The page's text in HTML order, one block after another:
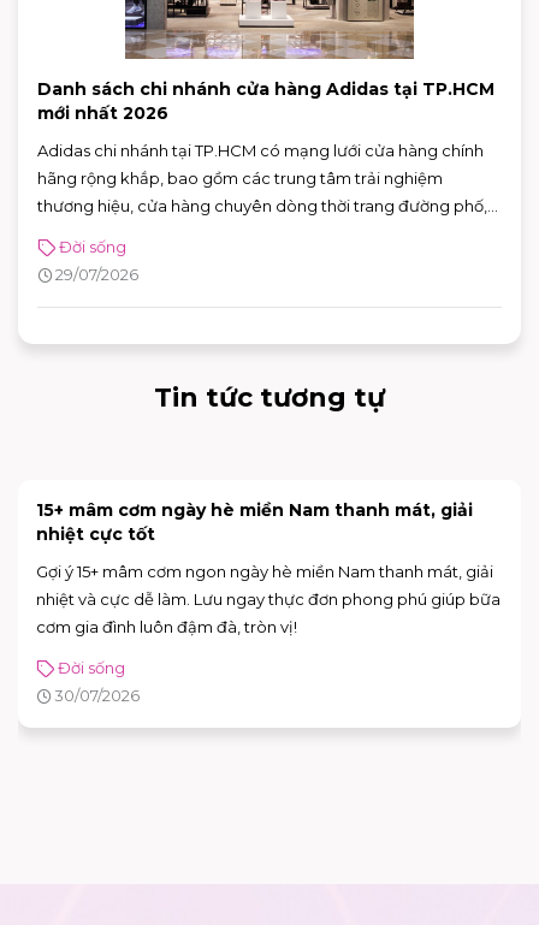
Danh sách chi nhánh cửa hàng Adidas tại TP.HCM
mới nhất 2026
Adidas chi nhánh tại TP.HCM có mạng lưới cửa hàng chính
hãng rộng khắp, bao gồm các trung tâm trải nghiệm
thương hiệu, cửa hàng chuyên dòng thời trang đường phố,
hình và vị trí thuận tiện, khách hàng có thể dễ dàng tìm được
adidas chi nhánh phù hợp để mua sắm và trải nghiệm các
Đời sống
29/07/2026
Tin tức tương tự
15+ mâm cơm ngày hè miền Nam thanh mát, giải
nhiệt cực tốt
Gợi ý 15+ mâm cơm ngon ngày hè miền Nam thanh mát, giải
nhiệt và cực dễ làm. Lưu ngay thực đơn phong phú giúp bữa
cơm gia đình luôn đậm đà, tròn vị!
Đời sống
30/07/2026